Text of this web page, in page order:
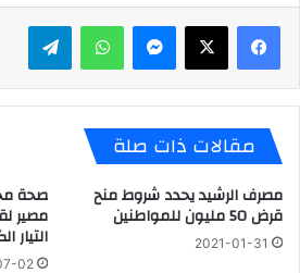
ماسنجر واتساب
مقالات ذات صلة
مصرف الرشيد يحدد شروط منح
قرض 50 مليون للمواطنين
2021-01-31
صحة
مصير
التيار
02